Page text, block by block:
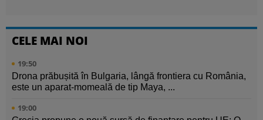
CELE MAI NOI
19:50
Drona prăbușită în Bulgaria, lângă frontiera cu România,
este un aparat-momeală de tip Maya, ...
19:00